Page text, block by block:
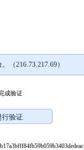
（216.73.217.69）
成验证